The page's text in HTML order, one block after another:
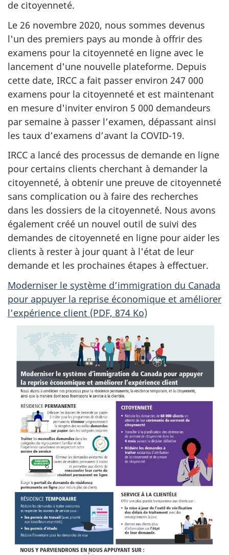
de citoyenneté.
Le 26 novembre 2020, nous sommes devenus
l'un des premiers pays au monde à offrir des
examens pour la citoyenneté en ligne avec le
lancement d'une nouvelle plateforme. Depuis
cette date, IRCC a fait passer environ 247 000
examens pour la citoyenneté et est maintenant
en mesure d'inviter environ 5 000 demandeurs
par semaine à passer l’examen, dépassant ainsi
les taux d’examens d’avant la COVID-19.
IRCC a lancé des processus de demande en ligne
pour certains clients cherchant à demander la
citoyenneté, à obtenir une preuve de citoyenneté
sans complication ou à faire des recherches
dans les dossiers de la citoyenneté. Nous avons
également créé un nouvel outil de suivi des
demandes de citoyenneté en ligne pour aider les
clients à rester à jour quant à l'état de leur
demande et les prochaines étapes à effectuer.
Moderniser le système d’immigration du Canada
pour appuyer la reprise économique et améliorer
l’expérience client (PDF, 874 Ko)